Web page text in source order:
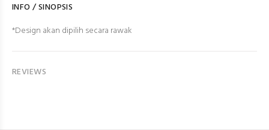
INFO / SINOPSIS
*Design akan dipilih secara rawak
REVIEWS